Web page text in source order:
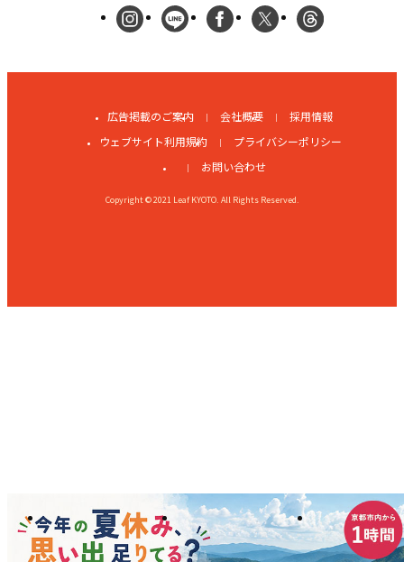
広告掲載のご案内 会社概要
採用情報
ウェブサイト利用規約
プライバシーポリシー
お問い合わせ
Copyright © 2021 Leaf KYOTO. All Rights Reserved.